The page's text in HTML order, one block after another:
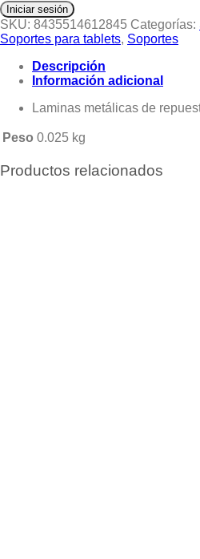
Iniciar sesión
SKU: 8435514612845 Categorías:
Soportes para tablets, Soportes
Descripción
Información adicional
Laminas metálicas de
Peso 0.025 kg
Productos relacionados